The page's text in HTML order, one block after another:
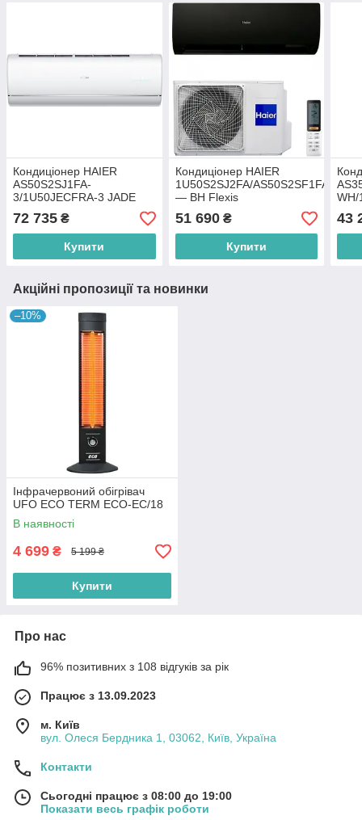
Кондиціонер HAIER
AS50S2SJ1FA-
3/1U50JECFRA-3 JADE
72 735 ₴
Купити
Кондиціонер HAIER
1U50S2SJ2FA/AS50S2SF1FA
— BH Flexis
51 690₴
Купити
WH/
43
Акційні пропозиції та новинки
–10%
Інфрачервоний обігрівач
UFO ECO TERM ECO-EC/18
В наявності
4 699 ₴ 5 199 ₴
Купити
Про нас
96% позитивних з 108 відгуків за рік
Працює з 13.09.2023
м. Київ
вул. Олеся Бердника 1, 03062, Київ, Україна
Контакти
Сьогодні працює з 08:00 до 19:00
Показати весь графік роботи